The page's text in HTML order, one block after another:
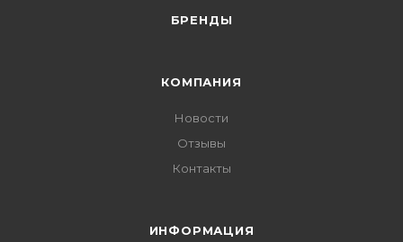
БРЕНДЫ
КОМПАНИЯ
Новости
Отзывы
Контакты
ИНФОРМАЦИЯ